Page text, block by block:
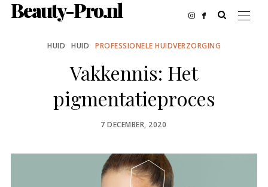
Beauty-Pro.nl
HUID HUID PROFESSIONELE HUIDVERZORGING
Vakkennis: Het
pigmentatieproces
POSTED
7 DECEMBER, 2020